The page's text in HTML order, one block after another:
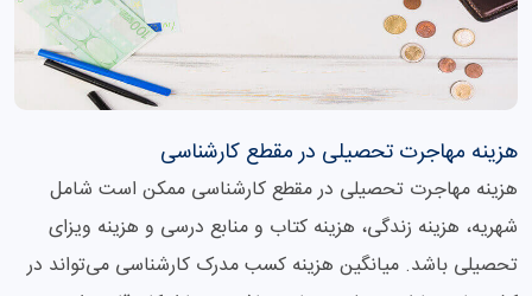
هزینه مهاجرت تحصیلی در مقطع کارشناسی
هزینه مهاجرت تحصیلی در مقطع کارشناسی ممکن است شامل
شهریه، هزینه زندگی، هزینه کتاب و منابع درسی و هزینه ویزای
تحصیلی باشد. میانگین هزینه کسب مدرک کارشناسی می‌تواند در